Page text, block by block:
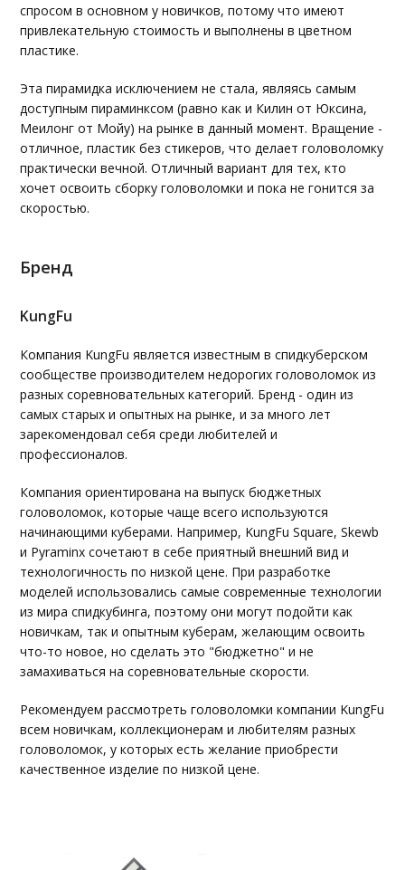
спросом в основном у новичков, потому что имеют
привлекательную стоимость и выполнены в цветном
пластике.
Эта пирамидка исключением не стала, являясь самым
доступным пираминксом (равно как и Килин от Юксина,
Меилонг от Мойу) на рынке в данный момент. Вращение -
отличное, пластик без стикеров, что делает головоломку
практически вечной. Отличный вариант для тех, кто
хочет освоить сборку головоломки и пока не гонится за
скоростью.
Бренд
KungFu
Компания KungFu является известным в спидкуберском
сообществе производителем недорогих головоломок из
разных соревновательных категорий. Бренд - один из
самых старых и опытных на рынке, и за много лет
зарекомендовал себя среди любителей и
профессионалов.
Компания ориентирована на выпуск бюджетных
головоломок, которые чаще всего используются
начинающими куберами. Например, KungFu Square, Skewb
и Pyraminx сочетают в себе приятный внешний вид и
технологичность по низкой цене. При разработке
моделей использовались самые современные технологии
из мира спидкубинга, поэтому они могут подойти как
новичкам, так и опытным куберам, желающим освоить
что-то новое, но сделать это "бюджетно" и не
замахиваться на соревновательные скорости.
Рекомендуем рассмотреть головоломки компании KungFu
всем новичкам, коллекционерам и любителям разных
головоломок, у которых есть желание приобрести
качественное изделие по низкой цене.